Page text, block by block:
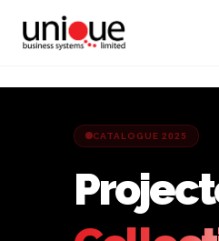
CATALOGUE 2025